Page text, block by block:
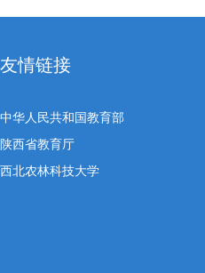
友情链接
中华人民共和国教育部
陕西省教育厅
西北农林科技大学